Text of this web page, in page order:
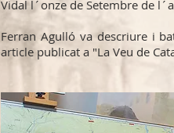
Vidal l´onze de Setembre de
Ferran Agulló va descriure i
article publicat a "La Veu de